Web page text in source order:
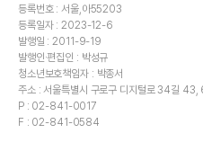
등록번호 : 서울,아55203
등록일자 : 2023-12-6
발행일 : 2011-9-19
발행인·편집인 : 박성규
청소년보호책임자 : 박종서
주소 : 서울특별시 구로구 디지털로 34길
P : 02-841-0017
F : 02-841-0584